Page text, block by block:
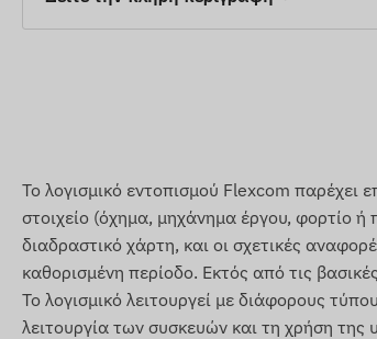
Γρενάδα, Γκέρνσεϊ, Γουιάνα, Χονγκ
Ισραήλ, Ιταλία, Τζέρσεϊ, Ιορδανία,
Λουξεμβούργο, Μαλαισία, Μάλτα,
Νέα Ζηλανδία, Βόρεια Μακεδονία,
Πορτογαλία, Ρουμανία, Ρωσία, Άγιος
Σλοβακία, Σλοβενία, Νότια Αφρική,
Τερκς και Κάικος, Ουκρανία, Ηνωμένα
Υπηρεσίες, χαρακτηριστικά
Το λογισμικό εντοπισμού Flexcom παρέχει
στοιχείο (όχημα, μηχάνημα έργου, φορτίο
διαδραστικό χάρτη, και οι σχετικές
καθορισμένη περίοδο. Εκτός από τις
Το λογισμικό λειτουργεί με διάφορους
λειτουργία των συσκευών και τη χρήση της